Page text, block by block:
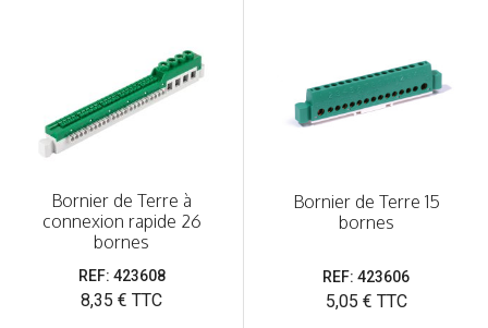
Bornier de Terre à
connexion rapide 26
bornes
REF: 423608
Prix
8,35 € TTC
Bornier de Terre 15
bornes
REF: 423606
Prix
5,05 € TTC